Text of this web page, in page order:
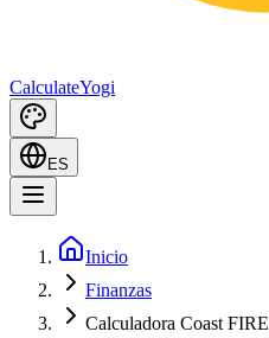
CalculateYogi
ES
Inicio
Finanzas
Calculadora Coast FIRE